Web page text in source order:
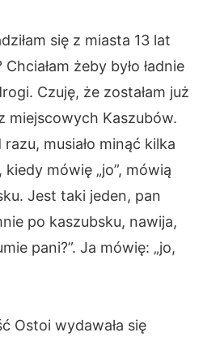
się z miasta 13 lat
żeby było ładnie
Czuję, że zostałam już
miejscowych Kaszubów.
musiało minąć kilka
mówię „jo”, mówią
Jest taki jeden, pan
po kaszubsku, nawija,
pani?”. Ja mówię: „jo,
Ostoi wydawała się